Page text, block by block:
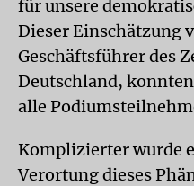
für unsere
Dieser Einschätzung
Geschäftsführer des
Deutschland,
alle
Komplizierter wurde
Verortung dieses